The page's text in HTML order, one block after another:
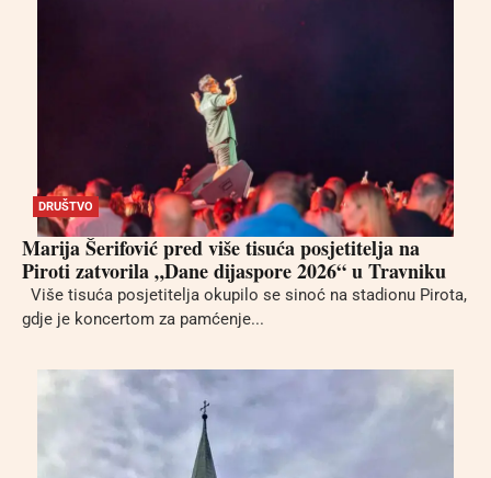
DRUŠTVO
Marija Šerifović pred više tisuća posjetitelja na
Piroti zatvorila „Dane dijaspore 2026“ u Travniku
Više tisuća posjetitelja okupilo se sinoć na stadionu Pirota,
gdje je koncertom za pamćenje...